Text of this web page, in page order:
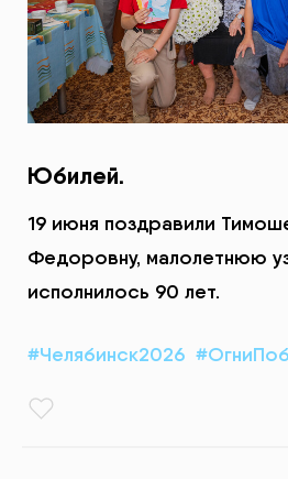
Юбилей.
19 июня поздравили
Федоровну, малолетнюю
исполнилось 90 лет.
#Челябинск2026